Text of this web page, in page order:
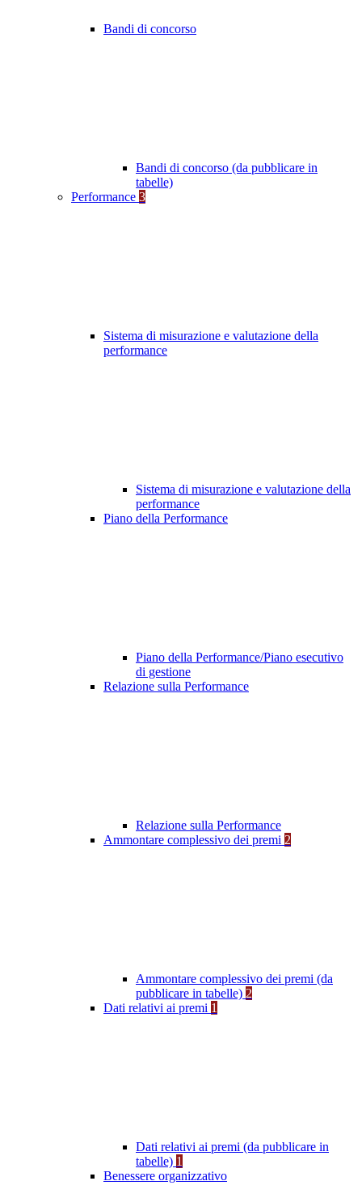
Bandi di concorso
Bandi di concorso (da pubblicare in
tabelle)
Performance 3
Sistema di misurazione e valutazione della
performance
Sistema di misurazione e valutazione della
performance
Piano della Performance
Piano della Performance/Piano esecutivo
di gestione
Relazione sulla Performance
Relazione sulla Performance
Ammontare complessivo dei premi 2
Ammontare complessivo dei premi (da
pubblicare in tabelle) 2
Dati relativi ai premi 1
Dati relativi ai premi (da pubblicare in
tabelle) 1
Benessere organizzativo